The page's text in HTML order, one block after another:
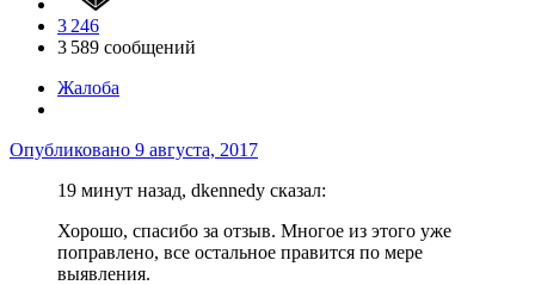
3 246
3 589 сообщений
Жалоба
Опубликовано 9 августа, 2017
19 минут назад, dkennedy сказал:
Хорошо, спасибо за отзыв. Многое из этого уже
поправлено, все остальное правится по мере
выявления.